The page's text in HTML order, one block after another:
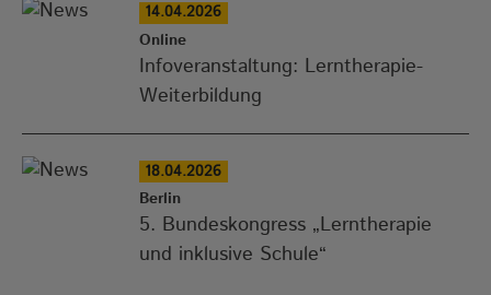
14.04.2026
Online
Infoveranstaltung: Lerntherapie-
Weiterbildung
18.04.2026
Berlin
5. Bundeskongress „Lerntherapie
und inklusive Schule“